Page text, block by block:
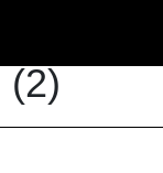
(2)